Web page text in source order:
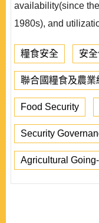
availability(since
1980s), and
糧食安全 安
聯合國糧食及農業
Food Security
Security
Agricultural